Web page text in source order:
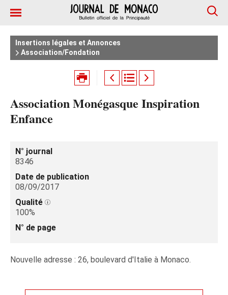
Insertions légales et Annonces
Association/Fondation
Association Monégasque Inspiration
Enfance
N° journal
8346
Date de publication
08/09/2017
Qualité
100%
N° de page
Nouvelle adresse : 26, boulevard d'Italie à Monaco.